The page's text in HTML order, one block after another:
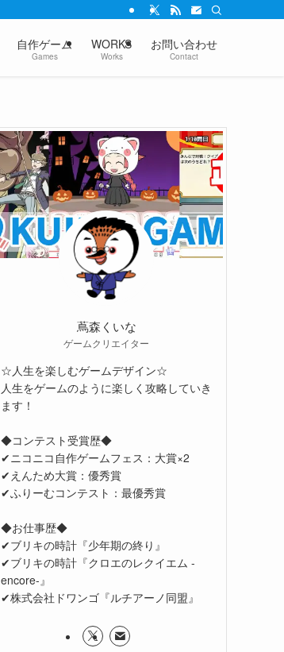
自作ゲーム
Games
WORKS
Works
お問い合わせ
Contact
蔦森くいな
ゲームクリエイター
☆人生を楽しむゲームデザイン☆
人生をゲームのように楽しく攻略していき
ます！
◆コンテスト受賞歴◆
✔ニコニコ自作ゲームフェス：大賞×2
✔えんため大賞：優秀賞
✔ふりーむコンテスト：最優秀賞
◆お仕事歴◆
✔ブリキの時計『少年期の終り』
✔ブリキの時計『クロエのレクイエム -
encore-』
✔株式会社ドワンゴ『ルチアーノ同盟』